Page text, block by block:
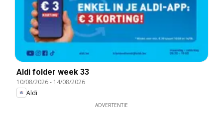
Aldi folder week 33
10/08/2026- 14/08/2026
Aldi
ADVERTENTIE